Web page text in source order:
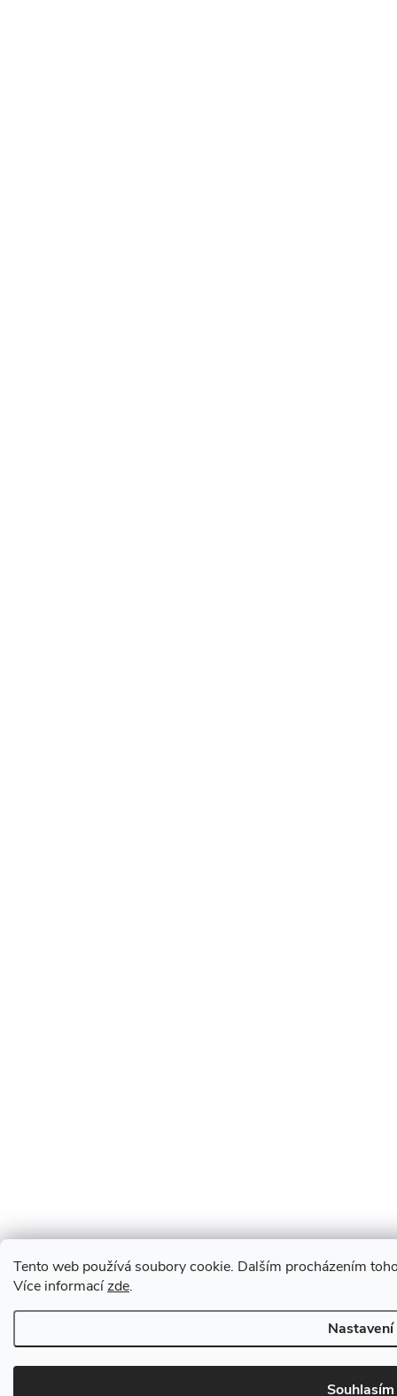
Tento web používá soubory cookie. Dalším procházením
Více informacízde.
Nastavení
Souhlasím